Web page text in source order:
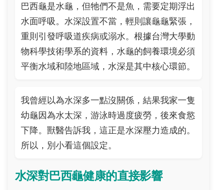
巴西龜是水龜，但牠們不是魚，需要定期浮出
水面呼吸。水深設置不當，輕則讓龜龜緊張，
重則引發呼吸道疾病或溺水。根據台灣大學動
物科學技術學系的資料，水龜的飼養環境必須
平衡水域和陸地區域，水深是其中核心環節。
我曾經以為水深多一點沒關係，結果我家一隻
幼龜因為水太深，游泳時過度疲勞，後來食慾
下降。獸醫告訴我，這正是水深壓力造成的。
所以，別小看這個設定。
水深對巴西龜健康的直接影響